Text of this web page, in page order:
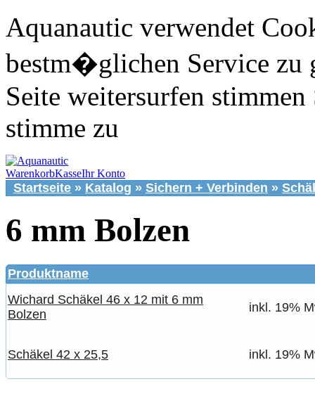
Aquanautic verwendet
bestm�glichen Service zu
Seite weitersurfen stimmen
stimme zu
WarenkorbKasseIhr Konto
Startseite » Katalog » Sichern + Verbinden »
6 mm Bolzen
Produktname
Wichard Schäkel 46 x 12 mit 6 mm
Bolzen
inkl. 19%
Schäkel 42 x 25,5 inkl. 19%